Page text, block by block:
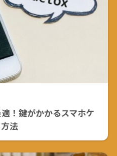
！鍵がかかるスマホケ
法